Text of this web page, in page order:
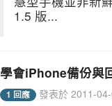
1.5 版...
學會iPhone備份與
1 回應 發表於 2011-